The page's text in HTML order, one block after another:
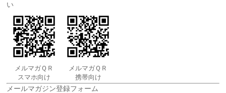
い
メルマガＱＲ
スマホ向け
メルマガＱＲ
携帯向け
メールマガジン登録フォーム